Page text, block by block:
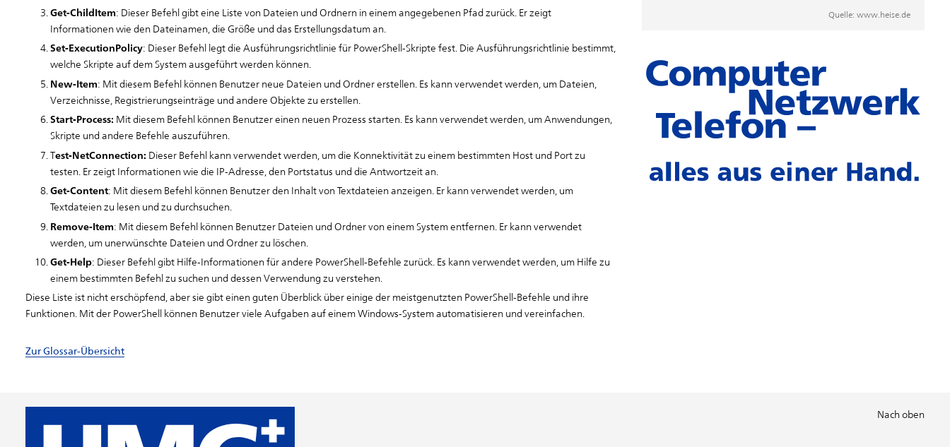
Get-ChildItem: Dieser Befehl gibt eine Liste von Dateien und Ordnern in einem angegebenen Pfad zurück. Er zeigt
Informationen wie den Dateinamen, die Größe und das Erstellungsdatum an.
Set-ExecutionPolicy: Dieser Befehl legt die Ausführungsrichtlinie für PowerShell-Skripte fest. Die Ausführungsrichtlinie bestimmt,
welche Skripte auf dem System ausgeführt werden können.
New-Item: Mit diesem Befehl können Benutzer neue Dateien und Ordner erstellen. Es kann verwendet werden, um Dateien,
Verzeichnisse, Registrierungseinträge und andere Objekte zu erstellen.
Start-Process: Mit diesem Befehl können Benutzer einen neuen Prozess starten. Es kann verwendet werden, um Anwendungen,
Skripte und andere Befehle auszuführen.
Test-NetConnection: Dieser Befehl kann verwendet werden, um die Konnektivität zu einem bestimmten Host und Port zu
testen. Er zeigt Informationen wie die IP-Adresse, den Portstatus und die Antwortzeit an.
Get-Content: Mit diesem Befehl können Benutzer den Inhalt von Textdateien anzeigen. Er kann verwendet werden, um
Textdateien zu lesen und zu durchsuchen.
Remove-Item: Mit diesem Befehl können Benutzer Dateien und Ordner von einem System entfernen. Er kann verwendet
werden, um unerwünschte Dateien und Ordner zu löschen.
Get-Help: Dieser Befehl gibt Hilfe-Informationen für andere PowerShell-Befehle zurück. Es kann verwendet werden, um Hilfe zu
einem bestimmten Befehl zu suchen und dessen Verwendung zu verstehen.
Diese Liste ist nicht erschöpfend, aber sie gibt einen guten Überblick über einige der meistgenutzten PowerShell-Befehle und ihre
Funktionen. Mit der PowerShell können Benutzer viele Aufgaben auf einem Windows-System automatisieren und vereinfachen.
Zur Glossar-Übersicht
Quelle: www.heise.de
Nach oben